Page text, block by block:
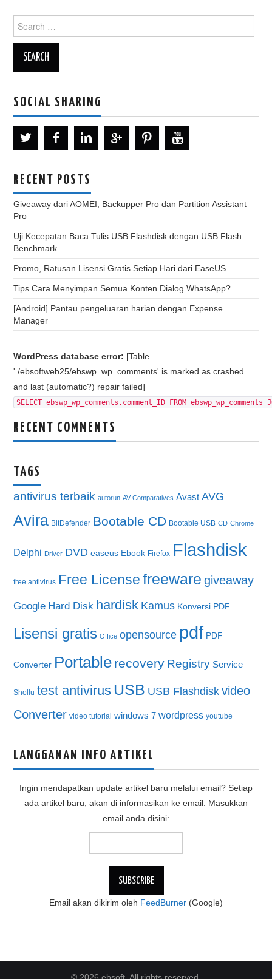
for:
SOCIAL SHARING
RECENT POSTS
Giveaway dari AOMEI, Backupper Pro dan Partition Assistant
Pro
Uji Kecepatan Baca Tulis USB Flashdisk dengan USB Flash
Benchmark
Promo, Ratusan Lisensi Gratis Setiap Hari dari EaseUS
Tips Cara Menyimpan Semua Konten Dialog WhatsApp?
[Android] Pantau pengeluaran harian dengan Expense
Manager
WordPress database error: [Table
'./ebsoftweb25/ebswp_wp_comments' is marked as crashed
and last (automatic?) repair failed]
SELECT ebswp_wp_comments.comment_ID FROM
RECENT COMMENTS
TAGS
antivirus terbaik autorun AV-Comparatives Avast AVG
Avira BitDefender Bootable CD Bootable USB CD Chrome
Delphi Driver DVD easeus Ebook Firefox Flashdisk
free antivirus Free License freeware giveaway
Google Hard Disk hardisk Kamus Konversi PDF
Lisensi gratis Office opensource pdf PDF
Converter Portable recovery Registry Service
Shollu test antivirus USB USB Flashdisk video
Converter video tutorial windows 7 wordpress youtube
LANGGANAN INFO ARTIKEL
Ingin mendapatkan update artikel baru melalui email? Setiap
ada artikel baru, akan di informasikan ke email. Masukkan
email anda disini:
Email akan dikirim oleh FeedBurner (Google)